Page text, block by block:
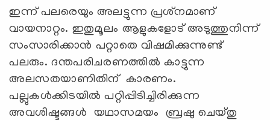
ഇന്ന് പലരെയും അലട്ടുന്ന പ്രശ്‌നമാണ്
വായനാറ്റം. ഇതുമൂലം ആളുകളോട് അടുത്തുനിന്ന്
സംസാരിക്കാന്‍ പറ്റാതെ വിഷമിക്കുന്നുണ്ട്
പലരും. ദന്തപരിചരണത്തില്‍ കാട്ടുന്ന
അലസതയാണിതിന് കാരണം.
പല്ലുകള്‍ക്കിടയില്‍ പറ്റിപ്പിടിച്ചിരിക്കുന്ന
അവശിഷ്ടങ്ങള്‍ യഥാസമയം ബ്രഷു ചെയ്തു